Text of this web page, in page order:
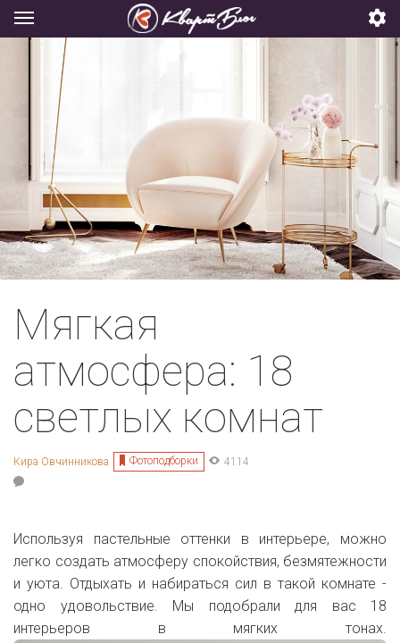
Мягкая
атмосфера: 18
светлых комнат
Кира Овчинникова Фотоподборки 4114
Используя пастельные оттенки в интерьере, можно
легко создать атмосферу спокойствия, безмятежности
и уюта. Отдыхать и набираться сил в такой комнате -
одно удовольствие. Мы подобрали для вас 18
интерьеров в мягких тонах.